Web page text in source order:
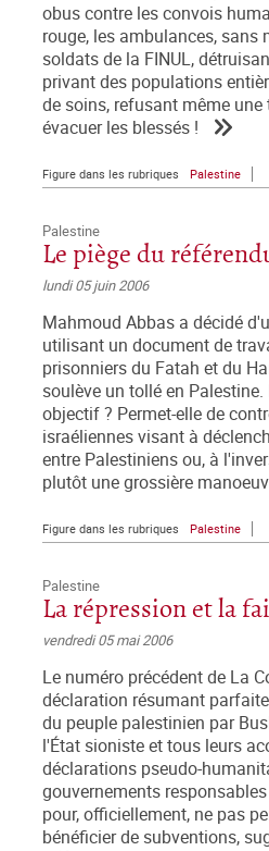
obus contre les convois
rouge, les ambulances, sans
soldats de la FINUL,
privant des populations
de soins, refusant même
évacuer les blessés !
Figure dans les rubriques Palestine
Palestine
Le piège du
lundi 05 juin 2006
Mahmoud Abbas a décidé
utilisant un document de
prisonniers du Fatah et du
soulève un tollé en
objectif ? Permet-elle de
israéliennes visant à
entre Palestiniens ou, à
plutôt une grossière
Figure dans les rubriques Palestine
Palestine
La répression et la
vendredi 05 mai 2006
Le numéro précédent de La
déclaration résumant
du peuple palestinien par
l'État sioniste et tous leurs
déclarations pseudo-
gouvernements
pour, officiellement, ne pas
bénéficier de subventions,